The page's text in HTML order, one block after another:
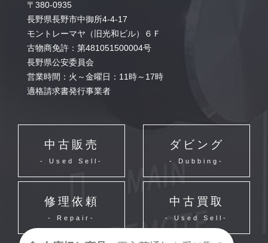
〒380-0935
長野県長野市中御所4-4-17
モントレーマヤ（旧光和ビル）６Ｆ
古物商免許：第481051500004号
長野県公安委員会
営業時間：火～金曜日：11時～17時
適格請求書発行事業者
中古販売
- Used Sell-
ダビング
- Dubbing-
修理依頼
- Repair-
中古買取
- Used Sell-